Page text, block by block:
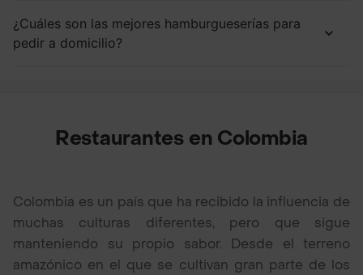
¿Cuáles son las mejores hamburgueserías para
pedir a domicilio?
Restaurantes en Colombia
Colombia es un país que ha recibido la influencia de
muchas culturas diferentes, pero que sigue
manteniendo su propio sabor. Desde el terreno
amazónico en el que se cultivan gran parte de los